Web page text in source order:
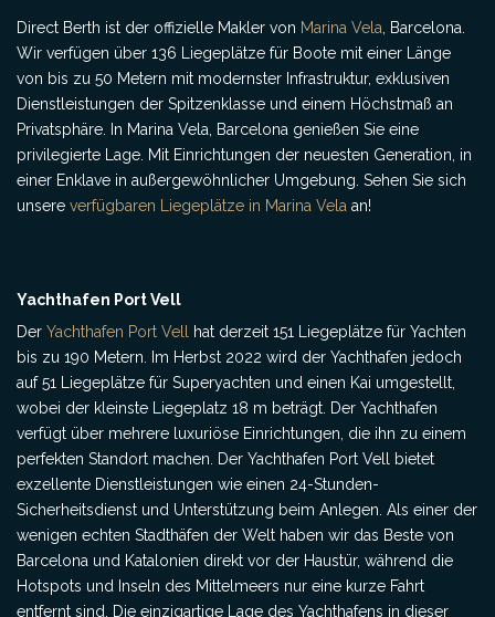
Direct Berth ist der offizielle Makler von Marina Vela , Barcelona.
Wir verfügen über 136 Liegeplätze für Boote mit einer Länge
von bis zu 50 Metern mit modernster Infrastruktur, exklusiven
Dienstleistungen der Spitzenklasse und einem Höchstmaß an
Privatsphäre. In Marina Vela, Barcelona genießen Sie eine
privilegierte Lage. Mit Einrichtungen der neuesten Generation, in
einer Enklave in außergewöhnlicher Umgebung. Sehen Sie sich
unsere verfügbaren Liegeplätze in Marina Vela an!
Yachthafen Port Vell
Der Yachthafen Port Vell
hat derzeit 151 Liegeplätze für Yachten
bis zu 190 Metern. Im Herbst 2022 wird der Yachthafen jedoch
auf 51 Liegeplätze für Superyachten und einen Kai umgestellt,
wobei der kleinste Liegeplatz 18 m beträgt. Der Yachthafen
verfügt über mehrere luxuriöse Einrichtungen, die ihn zu einem
perfekten Standort machen. Der Yachthafen Port Vell bietet
exzellente Dienstleistungen wie einen 24-Stunden-
Sicherheitsdienst und Unterstützung beim Anlegen. Als einer der
wenigen echten Stadthäfen der Welt haben wir das Beste von
Barcelona und Katalonien direkt vor der Haustür, während die
Hotspots und Inseln des Mittelmeers nur eine kurze Fahrt
entfernt sind. Die einzigartige Lage des Yachthafens in dieser